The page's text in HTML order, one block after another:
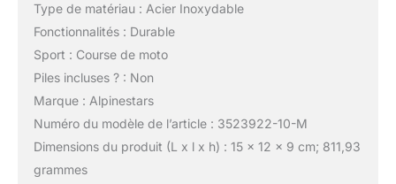
Type de matériau : Acier Inoxydable
Fonctionnalités : Durable
Sport : Course de moto
Piles incluses ? : Non
Marque : Alpinestars
Numéro du modèle de l’article : 3523922-10-M
Dimensions du produit (L x l x h) : 15 x 12 x 9 cm; 811,93
grammes